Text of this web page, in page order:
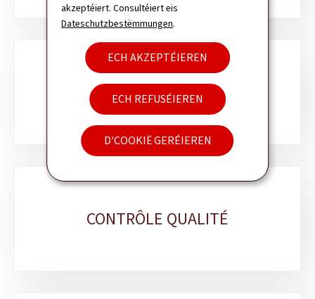
akzeptéiert. Consultéiert eis
Dateschutzbestëmmungen.
ECH AKZEPTÉIEREN
ECH REFUSÉIEREN
D'COOKIË GERÉIEREN
SERVICE ÉVALUATION ET
DÉTERMINATION: ÉQUIPES
RÉGIONALES
CONTRÔLE QUALITÉ